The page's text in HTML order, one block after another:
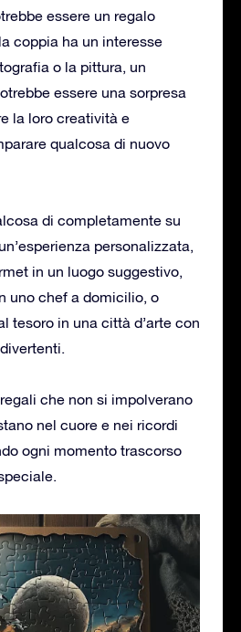
essere un regalo
coppia ha un interesse
o la pittura, un
essere una sorpresa
la loro creatività e
qualcosa di nuovo
di completamente su
personalizzata,
in un luogo suggestivo,
uno chef a domicilio, o
tesoro in una città d’arte con
che non si impolverano
nel cuore e nei ricordi
ogni momento trascorso